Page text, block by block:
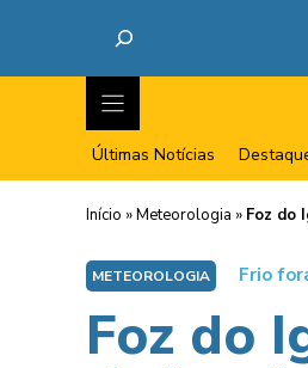
Últimas Notícias
Início »Meteorologia » Foz do
METEOROLOGIA Frio
Foz do